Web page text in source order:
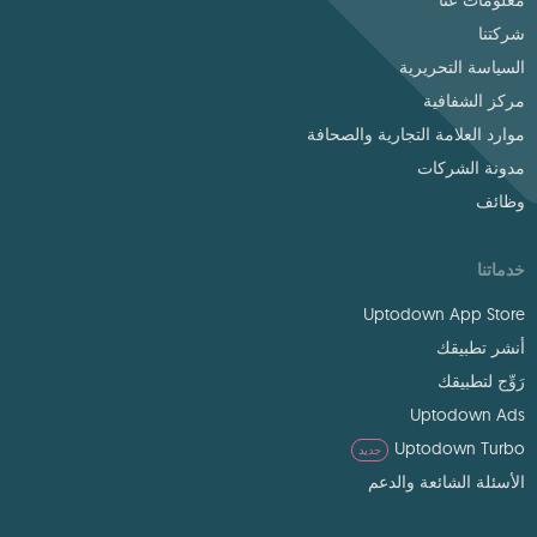
شركتنا
السياسة التحريرية
مركز الشفافية
موارد العلامة التجارية والصحافة
مدونة الشركات
وظائف
خدماتنا
Uptodown App Store
أنشر تطبيقك
رَوِّج لتطبيقك
Uptodown Ads
Uptodown Turbo
جديد
الأسئلة الشائعة والدعم